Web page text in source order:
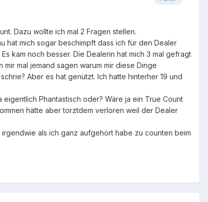
Dazu wollte ich mal 2 Fragen stellen.
hat mich sogar beschimpft dass ich für den Dealer
kam noch besser. Die Dealerin hat mich 3 mal gefragt
mal jemand sagen warum mir diese Dinge
Aber es hat genützt. Ich hatte hinterher 19 und
Phantastisch oder? Wäre ja ein True Count
hätte aber torztdem verloren weil der Dealer
als ich ganz aufgehört habe zu counten beim